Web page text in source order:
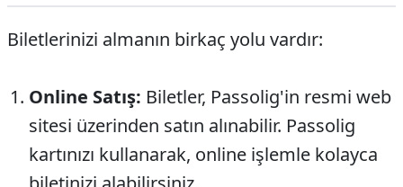
Biletlerinizi almanın birkaç yolu vardır:
Online Satış: Biletler, Passolig'in resmi web
sitesi üzerinden satın alınabilir. Passolig
kartınızı kullanarak, online işlemle kolayca